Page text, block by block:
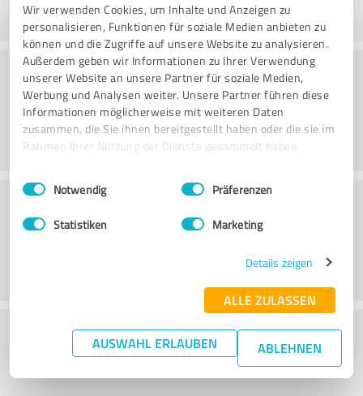
Wir verwenden Cookies, um Inhalte und Anzeigen zu
personalisieren, Funktionen für soziale Medien anbieten zu
können und die Zugriffe auf unsere Website zu analysieren.
Außerdem geben wir Informationen zu Ihrer Verwendung
unserer Website an unsere Partner für soziale Medien,
Werbung und Analysen weiter. Unsere Partner führen diese
Informationen möglicherweise mit weiteren Daten
zusammen, die Sie ihnen bereitgestellt haben oder die sie im
Rahmen Ihrer Nutzung der Dienste gesammelt haben.
Impressum Datenschutzbestimmungen
Einwilligungsauswahl
Notwendig Präferenzen
Statistiken Marketing
Details zeigen
ALLE ZULASSEN
AUSWAHL ERLAUBEN ABLEHNEN
Consulting
Klantenservice
Wat vind je van de prijs-
prestatieverhouding?